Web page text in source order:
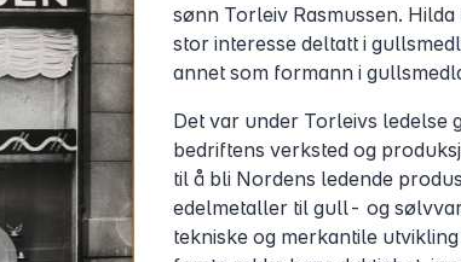
sønn Torleiv Rasmussen. Hilda
stor interesse deltatt i
annet som formann i
Det var under Torleivs ledelse
bedriftens verksted og
til å bli Nordens ledende
edelmetaller til gull- og
tekniske og merkantile